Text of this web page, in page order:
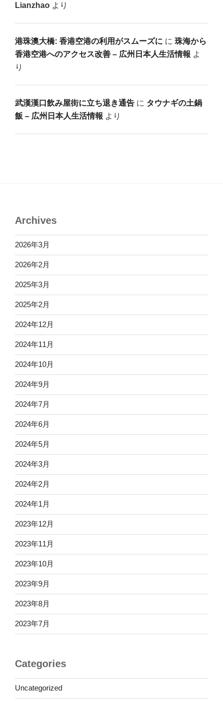
Lianzhao より
港珠澳大橋: 香港空港の利用がスムーズに に 珠海から
香港空港へのアクセス改善 – 広州日本人生活情報 よ
り
武漢漢口飲み屋街に立ち退き通告 に タウナギの土鍋
飯 – 広州日本人生活情報 より
Archives
2026年3月
2026年2月
2025年3月
2025年2月
2024年12月
2024年11月
2024年10月
2024年9月
2024年7月
2024年6月
2024年5月
2024年3月
2024年2月
2024年1月
2023年12月
2023年11月
2023年10月
2023年9月
2023年8月
2023年7月
Categories
Uncategorized